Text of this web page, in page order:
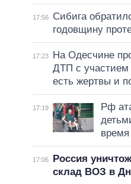
17:56
Сибига
годовщину
17:23
На Одесчине
ДТП с участием
есть жертвы и
17:19
Рф
17:06
Россия
склад ВОЗ в